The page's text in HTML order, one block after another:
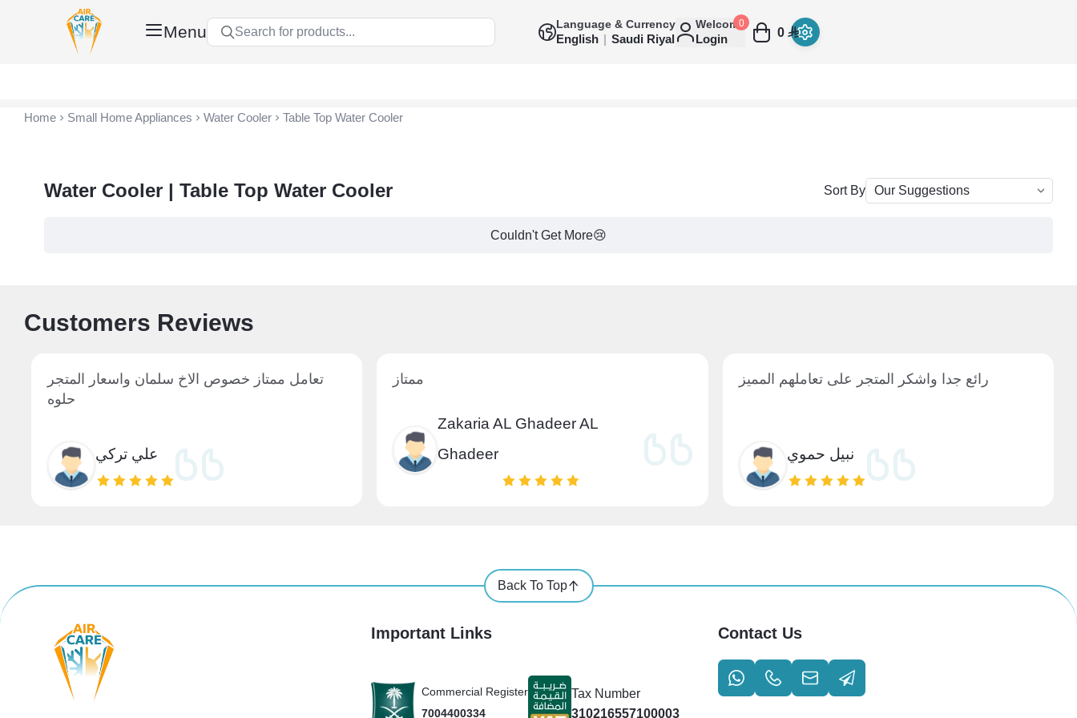
Menu Search for products...
Language & Currency
English | Saudi Riyal
Welcome
Login
0
0
Home Small Home Appliances Water Cooler Table Top Water Cooler
Water Cooler | Table Top Water Cooler Sort By
Couldn't Get More😢
Customers Reviews
تعامل ممتاز خصوص الاخ سلمان واسعار المتجر
حلوه
علي تركي
ممتاز
Zakaria AL Ghadeer AL
Ghadeer
رائع جدا واشكر المتجر على تعاملهم المميز
نبيل حموي
Back To Top
Important Links
Commercial Register
7004400334
Tax Number
310216557100003
Contact Us